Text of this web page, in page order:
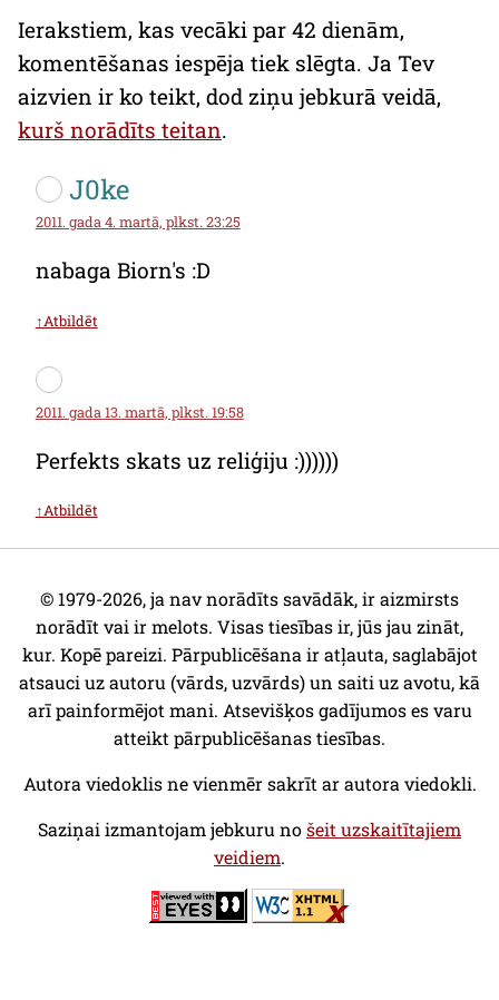
Ierakstiem, kas vecāki par 42 dienām,
komentēšanas iespēja tiek slēgta. Ja Tev
aizvien ir ko teikt, dod ziņu jebkurā veidā,
kurš norādīts teitan.
J0ke
2011. gada 4. martā, plkst. 23:25
nabaga Biorn's :D
↑Atbildēt
2011. gada 13. martā, plkst. 19:58
Perfekts skats uz reliģiju :))))))
↑Atbildēt
© 1979-2026, ja nav norādīts savādāk, ir aizmirsts
norādīt vai ir melots. Visas tiesības ir, jūs jau zināt,
kur. Kopē pareizi. Pārpublicēšana ir atļauta, saglabājot
atsauci uz autoru (vārds, uzvārds) un saiti uz avotu, kā
arī painformējot mani. Atsevišķos gadījumos es varu
atteikt pārpublicēšanas tiesības.
Autora viedoklis ne vienmēr sakrīt ar autora viedokli.
Saziņai izmantojam jebkuru nošeit uzskaitītajiem
veidiem.